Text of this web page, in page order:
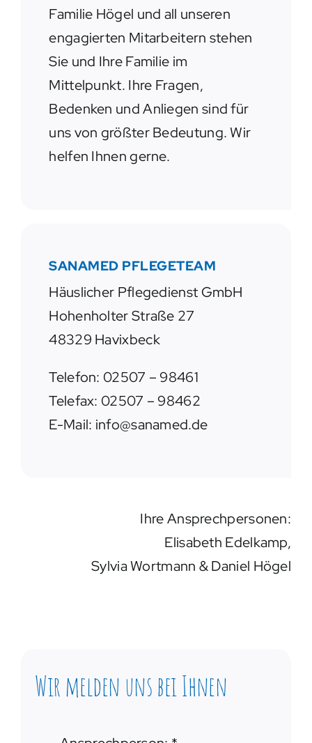
Familie Högel und all unseren
engagierten Mitarbeitern stehen
Sie und Ihre Familie im
Mittelpunkt. Ihre Fragen,
Bedenken und Anliegen sind für
uns von größter Bedeutung. Wir
helfen Ihnen gerne.
SANAMED PFLEGETEAM
Häuslicher Pflegedienst GmbH
Hohenholter Straße 27
48329 Havixbeck
Telefon: 02507 – 98461
Telefax: 02507 – 98462
E-Mail: info@sanamed.de
Ihre Ansprechpersonen:
Elisabeth Edelkamp,
Sylvia Wortmann & Daniel Högel
Wir melden uns bei Ihnen